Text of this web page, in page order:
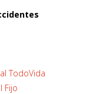
TodoVida
Fijo